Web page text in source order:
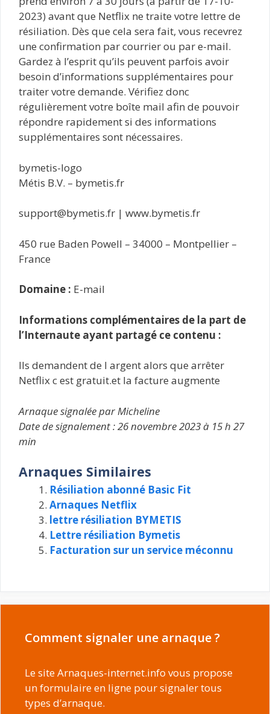
2023) avant que Netflix ne traite votre lettre de
résiliation. Dès que cela sera fait, vous recevrez
une confirmation par courrier ou par e-mail.
Gardez à l’esprit qu’ils peuvent parfois avoir
besoin d’informations supplémentaires pour
traiter votre demande. Vérifiez donc
régulièrement votre boîte mail afin de pouvoir
répondre rapidement si des informations
supplémentaires sont nécessaires.
bymetis-logo
Métis B.V. – bymetis.fr
support@bymetis.fr | www.bymetis.fr
450 rue Baden Powell – 34000 – Montpellier –
France
Domaine : E-mail
Informations complémentaires de la part de
l’Internaute ayant partagé ce contenu :
Ils demandent de l argent alors que arrêter
Netflix c est gratuit.et la facture augmente
Arnaque signalée par Micheline
Date de signalement : 26 novembre 2023 à 15 h 27
min
Arnaques Similaires
Résiliation abonné Basic Fit
Arnaques Netflix
lettre résiliation BYMETIS
Lettre résiliation Bymetis
Facturation sur un service méconnu
Comment signaler une arnaque ?
Le site Arnaques-internet.info vous propose
un formulaire en ligne pour signaler tous
types d’arnaque.